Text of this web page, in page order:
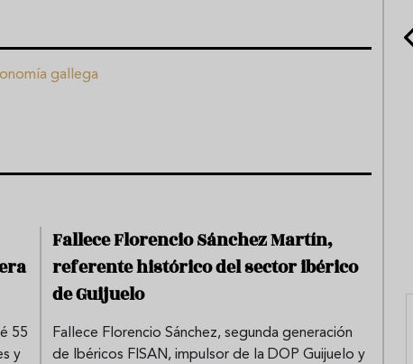
gallega
55
y
Fallece Florencio Sánchez Martín,
referente histórico del sector ibérico
de Guijuelo
Fallece Florencio Sánchez, segunda generación
de Ibéricos FISAN, impulsor de la DOP Guijuelo y